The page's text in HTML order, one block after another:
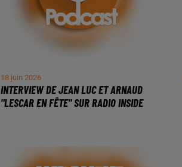
18 juin 2026
INTERVIEW DE JEAN LUC ET ARNAUD
"LESCAR EN FÊTE" SUR RADIO INSIDE